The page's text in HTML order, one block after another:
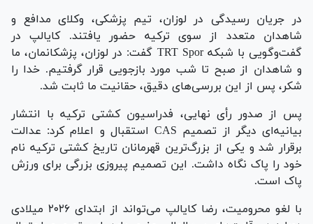
در جریان رسیدگی در لوزان، تیم پزشکی، وکلای مدافع و
شاهدان متعدد از سوی ترکیه حضور یافتند. کایالپ در
گفت‌وگویی با شبکه TRT Spor گفت: در لوزان، پزشکانمان، ما
و شاهدان از صبح تا شب مورد بازجویی قرار گرفتیم. خدا را
شکر، پس از این بررسی‌های دقیق، حقانیت ما ثابت شد.
پس از صدور رأی نهایی، فدراسیون کشتی ترکیه با انتشار
بیانیه‌ای دیگر از تصمیم CAS استقبال و اعلام کرد: عدالت
برقرار شد و یکی از بزرگ‌ترین قهرمانان تاریخ کشتی ترکیه نام
خود را پاک نگاه داشت. این تصمیم پیروزی بزرگی برای ورزش
پاک است.
با لغو محرومیت، رضا کایالپ می‌تواند از ابتدای ۲۰۲۶ میلادی